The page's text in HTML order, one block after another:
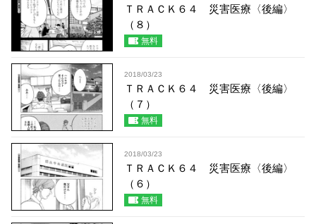
ＴＲＡＣＫ６４ 災害医療〈後編〉
（８）
無料
2018/03/23
ＴＲＡＣＫ６４ 災害医療〈後編〉
（７）
無料
2018/03/23
ＴＲＡＣＫ６４ 災害医療〈後編〉
（６）
無料